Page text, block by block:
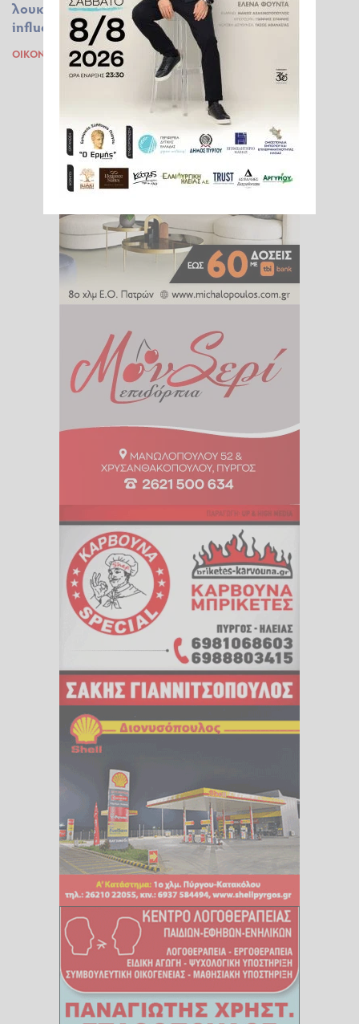
λουκέτα και βαριές ποινές – Στο στόχαστρο και
influencers
ΟΙΚΟΝΟΜΊΑ 01.08.2025 09:43